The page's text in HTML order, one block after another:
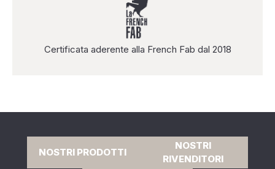
Certificata aderente alla French Fab dal 2018
NOSTRI PRODOTTI
NOSTRI
RIVENDITORI